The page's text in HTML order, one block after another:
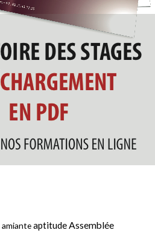
amianteaptitudeAssemblée